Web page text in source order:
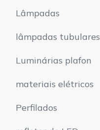
Lâmpadas
lâmpadas tubulares
Luminárias plafon
materiais elétricos
Perfilados